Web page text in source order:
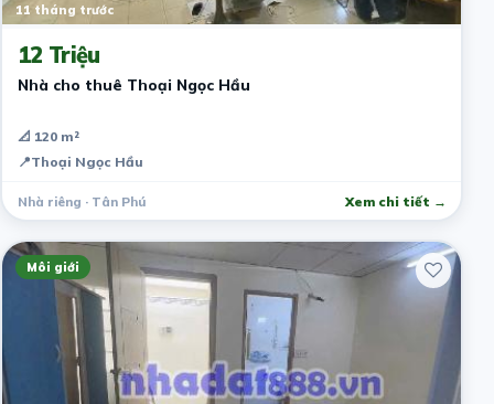
11 tháng trước
12 Triệu
Nhà cho thuê Thoại Ngọc Hầu
📐 120 m²
📍Thoại Ngọc Hầu
Nhà riêng · Tân Phú Xem chi tiết →
Môi giới